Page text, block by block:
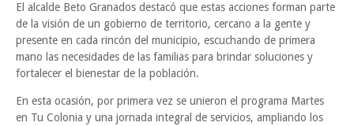
El alcalde Beto Granados destacó que estas acciones forman parte
de la visión de un gobierno de territorio, cercano a la gente y
presente en cada rincón del municipio, escuchando de primera
mano las necesidades de las familias para brindar soluciones y
fortalecer el bienestar de la población.
En esta ocasión, por primera vez se unieron el programa Martes
en Tu Colonia y una jornada integral de servicios, ampliando los